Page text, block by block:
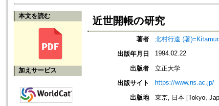
本文を読む
加えサービス
近世開帳の研究
著者
北村行遠 (著
出版年月日
1994.02.22
出版者
立正大学
出版サイト
https://www.ris.ac.jp/
出版地
東京, 日本 [Tokyo,